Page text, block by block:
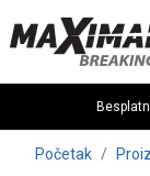
Početak